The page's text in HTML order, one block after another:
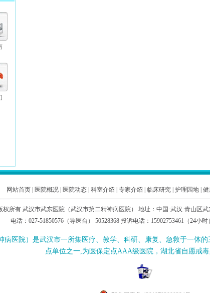
网站首页 医院概况 医院动态 科室介绍 专家介绍 临床研究 护理园地 健
权所有 武汉市武东医院（武汉市第二精神病医院） 地址：中国·武汉·青山区
电话：027-51850576（导医台） 50528368 投诉电话：15902753461（24小
病医院）是武汉市一所集医疗、教学、科研、康复、急救于一体
点单位之一,为医保定点AAA级医院，湖北省自愿戒毒